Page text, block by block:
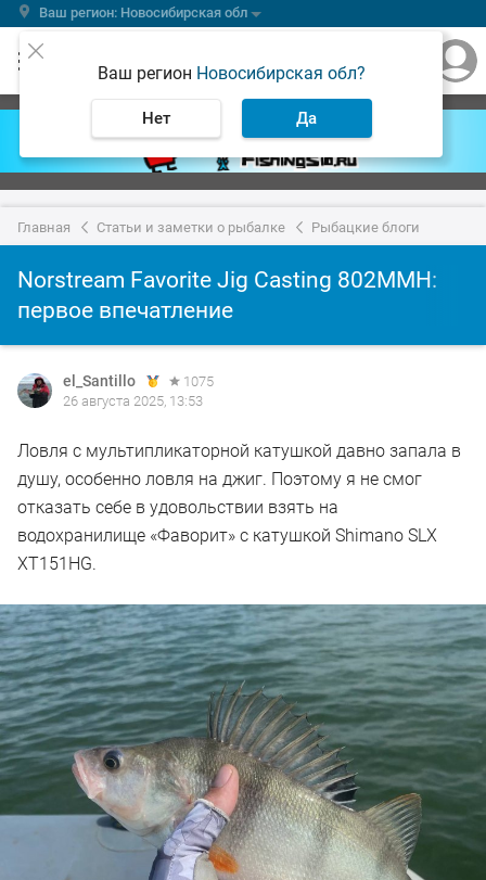
Ваш регион: Новосибирская обл
Ваш регион Новосибирская обл?
Нет Да
Главная Статьи и заметки о рыбалке Рыбацкие блоги
Norstream Favorite Jig Casting 802MMH:
первое впечатление
el_Santillo
1075
26 августа 2025, 13:53
Ловля с мультипликаторной катушкой давно запала в
душу, особенно ловля на джиг. Поэтому я не смог
отказать себе в удовольствии взять на
водохранилище «Фаворит» с катушкой Shimano SLX
XT151HG.